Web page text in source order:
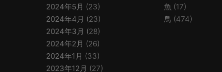
2024年5月 (23)
2024年4月 (23)
2024年3月 (28)
2024年2月 (26)
2024年1月 (33)
2023年12月 (27)
魚 (17)
鳥 (474)